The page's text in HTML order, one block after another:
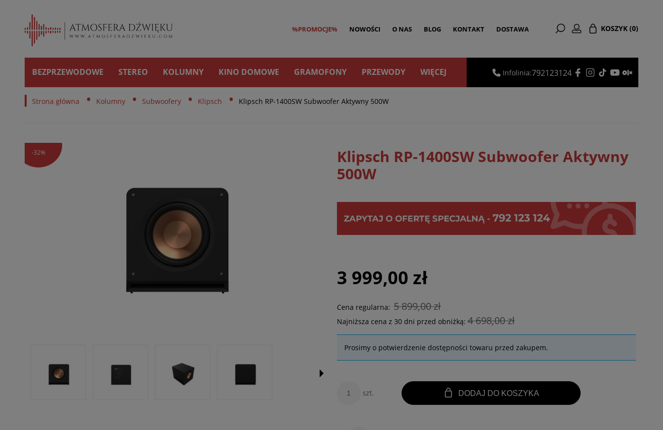
KOSZYK (0)
%PROMOCJE% NOWOŚCI O NAS BLOG KONTAKT DOSTAWA
BEZPRZEWODOWE STEREO KOLUMNY KINO DOMOWE GRAMOFONY PRZEWODY WIĘCEJ Infolinia:792123124
Strona główna • Kolumny • Subwoofery • Klipsch • Klipsch RP-1400SW Subwoofer Aktywny 500W
-32%
Klipsch RP-1400SW Subwoofer Aktywny
500W
3 999,00 zł
Cena regularna: 5 899,00 zł
Najniższa cena z 30 dni przed obniżką:4 698,00 zł
Prosimy o potwierdzenie dostępności towaru przed zakupem.
szt. DODAJ DO KOSZYKA